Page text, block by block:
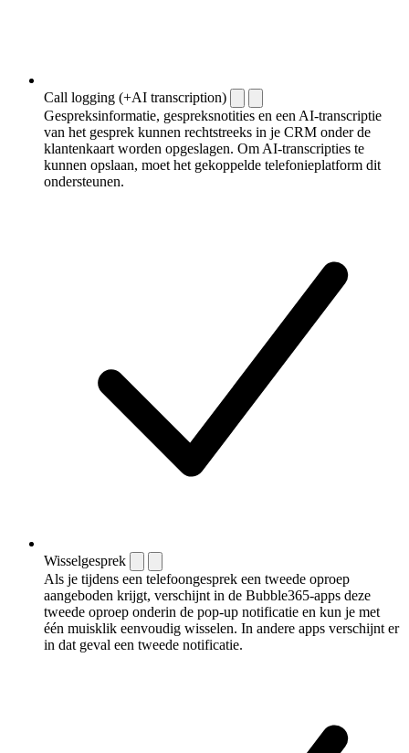
Call logging (+AI transcription)
Gespreksinformatie, gespreksnotities en een AI-transcriptie
van het gesprek kunnen rechtstreeks in je CRM onder de
klantenkaart worden opgeslagen. Om AI-transcripties te
kunnen opslaan, moet het gekoppelde telefonieplatform dit
ondersteunen.
Wisselgesprek
Als je tijdens een telefoongesprek een tweede oproep
aangeboden krijgt, verschijnt in de Bubble365-apps deze
tweede oproep onderin de pop-up notificatie en kun je met
één muisklik eenvoudig wisselen. In andere apps verschijnt er
in dat geval een tweede notificatie.